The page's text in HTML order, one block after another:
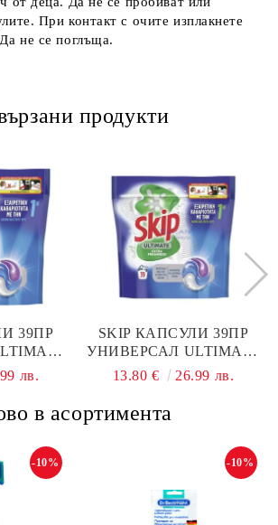
При контакт с очите изплакнете
не се поглъща.
продукти
39ПР
лв.
SKIP КАПСУЛИ 39ПР
УНИВЕРСАЛ ULTIMATE
FRESHNESS
13.80 € 26.99 лв.
в асортимента
-10% -10%